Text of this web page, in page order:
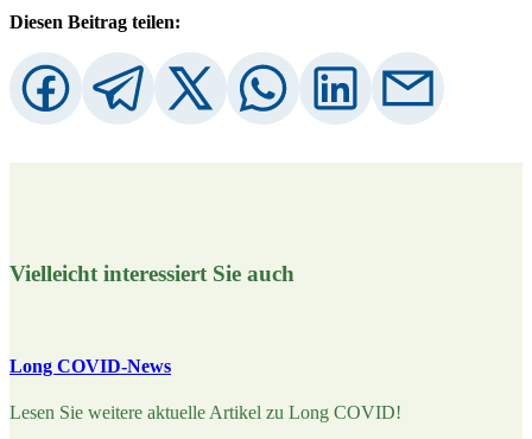
Diesen Beitrag teilen:
Vielleicht interessiert Sie auch
Long COVID-News
Lesen Sie weitere aktuelle Artikel zu Long COVID!